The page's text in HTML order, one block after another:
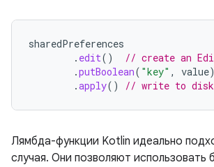
sharedPreferences
. edit()
// create an
.putBoolean( "key" , value)
.apply() // write to disk
Лямбда-функции Kotlin идеально
случая. Они позволяют использовать